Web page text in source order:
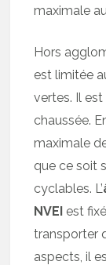
maximale
Hors
est limitée
vertes. Il
chaussée.
maximale
que ce soit
cyclables. L’
NVEI est
transporter
aspects, il